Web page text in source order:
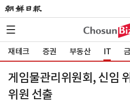
재테크 증권 부동산 IT
게임물관리위원회, 신임
위원 선출